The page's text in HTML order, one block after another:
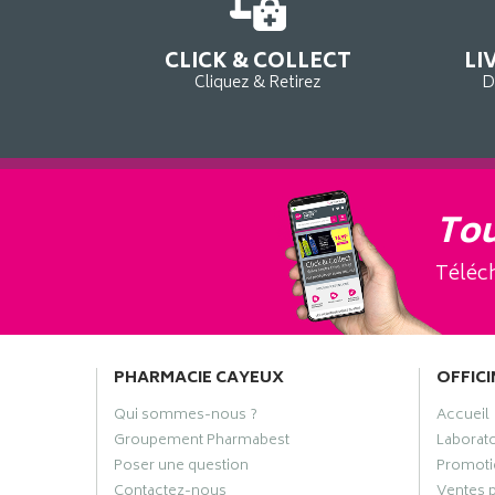
CLICK & COLLECT
Cliquez & Retirez
PHARMACIE CAYEUX
Qui sommes-nous ?
Groupement Pharmabest
Poser une question
Accueil